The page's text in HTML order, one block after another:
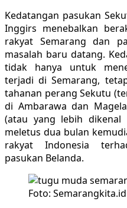
Kedatangan pasukan
Inggirs menebalkan
rakyat Semarang dan
masalah baru datang.
tidak hanya untuk
terjadi di Semarang,
tahanan perang Sekutu
di Ambarawa dan
(atau yang lebih dikenal
meletus dua bulan
rakyat Indonesia
pasukan Belanda.
Foto: Semarangkita.id